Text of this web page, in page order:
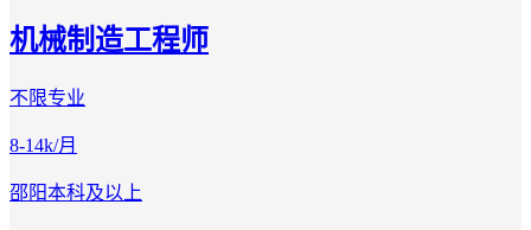
机械制造工程师
不限专业
8-14k/月
邵阳本科及以上